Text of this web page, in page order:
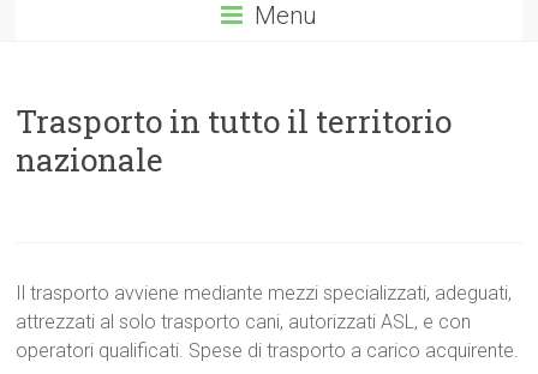
Menu
Trasporto in tutto il territorio
nazionale
Il trasporto avviene mediante mezzi specializzati, adeguati,
attrezzati al solo trasporto cani, autorizzati ASL, e con
operatori qualificati. Spese di trasporto a carico acquirente.